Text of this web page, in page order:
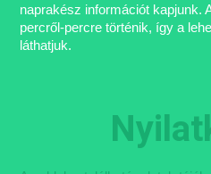
naprakész információt kapjunk.
percről-percre történik, így a
láthatjuk.